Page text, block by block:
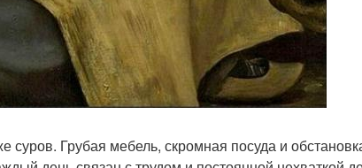
суров. Грубая мебель, скромная посуда и